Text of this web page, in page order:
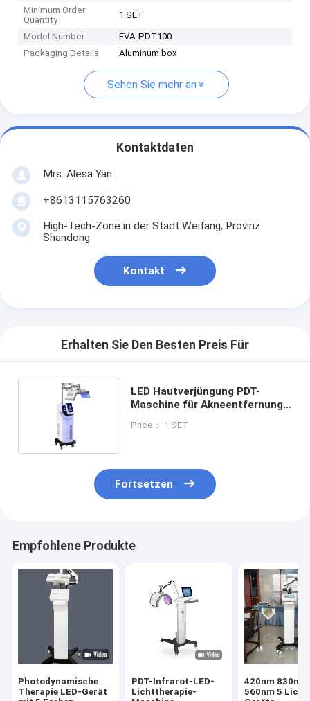
Minimum Order
Quantity
1 SET
Model Number
EVA-PDT100
Packaging Details
Aluminum box
Sehen Sie mehr an
Kontaktdaten
Mrs. Alesa Yan
+8613115763260
High-Tech-Zone in der Stadt Weifang, Provinz
Shandong
Kontakt
Erhalten Sie Den Besten Preis Für
LED Hautverjüngung PDT-
Maschine für Akneentfernung
Price： 1 SET
Fortsetzen
Empfohlene Produkte
Photodynamische
Therapie LED-Gerät
PDT-Infrarot-LED-
Lichttherapie-
420nm 830nm
560nm 5 Licht